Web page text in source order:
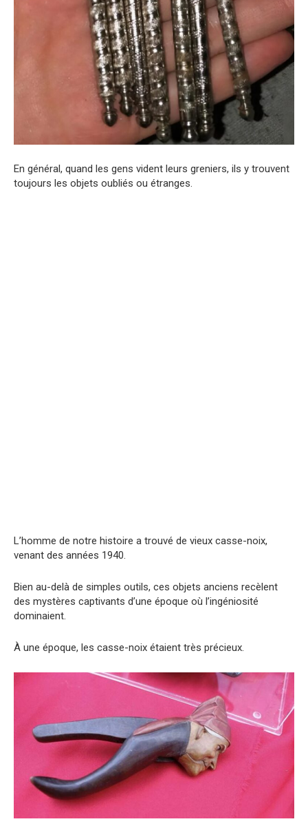
En général, quand les gens vident leurs greniers, ils y trouvent
toujours les objets oubliés ou étranges.
L’homme de notre histoire a trouvé de vieux casse-noix,
venant des années 1940.
Bien au-delà de simples outils, ces objets anciens recèlent
des mystères captivants d’une époque où l’ingéniosité
dominaient.
À une époque, les casse-noix étaient très précieux.